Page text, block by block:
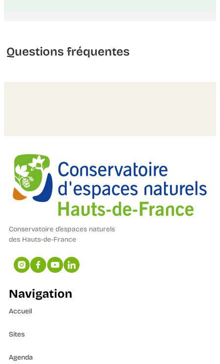
Questions fréquentes
Conservatoire d’espaces naturels
des Hauts-de-France
Navigation
Accueil
Sites
Agenda